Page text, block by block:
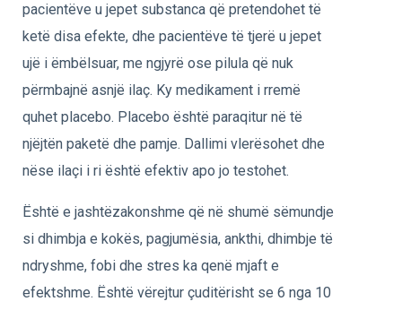
pacientëve u jepet substanca që pretendohet të
ketë disa efekte, dhe pacientëve të tjerë u jepet
ujë i ëmbëlsuar, me ngjyrë ose pilula që nuk
përmbajnë asnjë ilaç. Ky medikament i rremë
quhet placebo. Placebo është paraqitur në të
njëjtën paketë dhe pamje. Dallimi vlerësohet dhe
nëse ilaçi i ri është efektiv apo jo testohet.
Është e jashtëzakonshme që në shumë sëmundje
si dhimbja e kokës, pagjumësia, ankthi, dhimbje të
ndryshme, fobi dhe stres ka qenë mjaft e
efektshme. Është vërejtur çuditërisht se 6 nga 10